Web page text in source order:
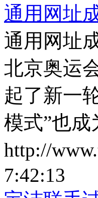
通用网址
通用网址
北京奥运
起了新一
模式”也成
http://
7:42:13